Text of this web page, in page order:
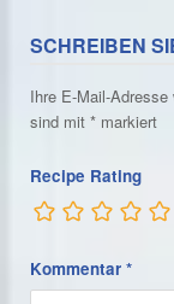
SCHREIBEN
Ihre E-Mail-
sind mit * markiert
Recipe Rating
Kommentar *